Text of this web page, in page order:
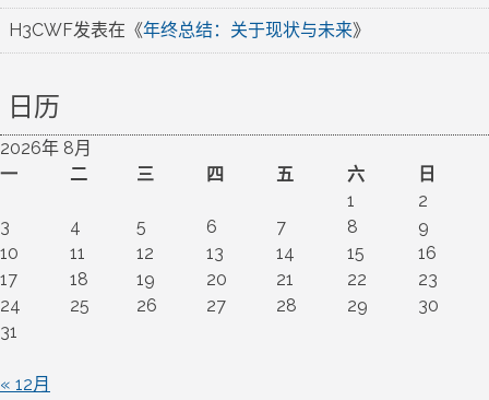
H3CWF发表在《年终总结：关于现状与未来》
日历
2026年 8月
一
二 三 四 五 六
日
1
2
3
4 5 6 7 8
9
10
11 12 13 14 15
16
17
18 19 20 21 22
23
24
25 26 27 28 29
30
31
« 12月